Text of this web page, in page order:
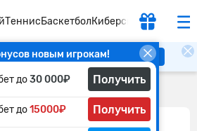
ТеннисБаскетболКиберспорт
новым игрокам!
до30 000₽ Получить
до15000₽ Получить
Скачать
де Консепсьон